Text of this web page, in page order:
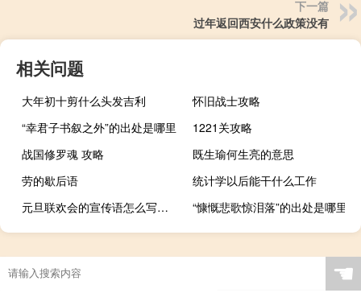
下一篇
过年返回西安什么政策没有
相关问题
大年初十剪什么头发吉利
怀旧战士攻略
“幸君子书叙之外”的出处是哪里
1221关攻略
战国修罗魂 攻略
既生瑜何生亮的意思
劳的歇后语
统计学以后能干什么工作
元旦联欢会的宣传语怎么写五年级
“慷慨悲歌惊泪落”的出处是哪里
☚